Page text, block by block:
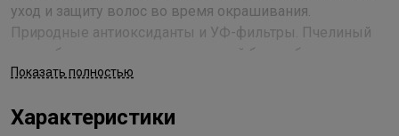
уход и защиту волос во время окрашивания.
Природные антиоксиданты и УФ-фильтры. Пчелиный
созданию легкой дышащей пленки на кутикулярном
позволяющие продлить стойкость цвета и сохранить
Показать полностью
Характеристики